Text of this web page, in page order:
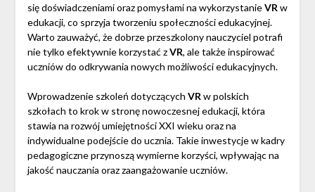
się doświadczeniami oraz pomysłami na wykorzystanieVRw
edukacji, co sprzyja tworzeniu społeczności edukacyjnej.
Warto zauważyć, że dobrze przeszkolony nauczyciel potrafi
nie tylko efektywnie korzystać zVR, ale także inspirować
uczniów do odkrywania nowych możliwości edukacyjnych.
Wprowadzenie szkoleń dotyczących VRw polskich
szkołach to krok w stronę nowoczesnej edukacji, która
stawia na rozwój umiejętności XXI wieku oraz na
indywidualne podejście do ucznia. Takie inwestycje w kadry
pedagogiczne przynoszą wymierne korzyści, wpływając na
jakość nauczania oraz zaangażowanie uczniów.